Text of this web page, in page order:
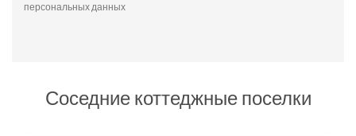
персональных данных
Соседние коттеджные поселки